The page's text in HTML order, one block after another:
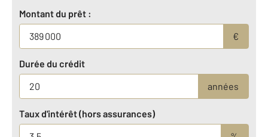
Montant du prêt :
€
Durée du crédit
années
Taux d'intérêt (hors assurances)